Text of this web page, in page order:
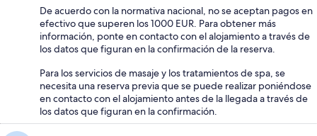
De acuerdo con la normativa nacional, no se aceptan pagos en
efectivo que superen los 1000 EUR. Para obtener más
información, ponte en contacto con el alojamiento a través de
los datos que figuran en la confirmación de la reserva.
Para los servicios de masaje y los tratamientos de spa, se
necesita una reserva previa que se puede realizar poniéndose
en contacto con el alojamiento antes de la llegada a través de
los datos que figuran en la confirmación.